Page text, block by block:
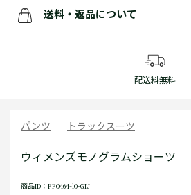
送料・返品について
配送料無料
パンツ トラックスーツ
ウィメンズモノグラムショーツ
商品ID：FF0464-10-GIJ